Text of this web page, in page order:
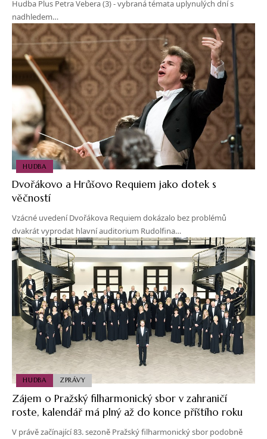
Hudba Plus Petra Vebera (3) - vybraná témata uplynulých dní s
nadhledem…
HUDBA
Dvořákovo a Hrůšovo Requiem jako dotek s
věčností
Vzácné uvedení Dvořákova Requiem dokázalo bez problémů
dvakrát vyprodat hlavní auditorium Rudolfina…
HUDBA ZPRÁVY
Zájem o Pražský filharmonický sbor v zahraničí
roste, kalendář má plný až do konce příštího roku
V právě začínající 83. sezoně Pražský filharmonický sbor podobně